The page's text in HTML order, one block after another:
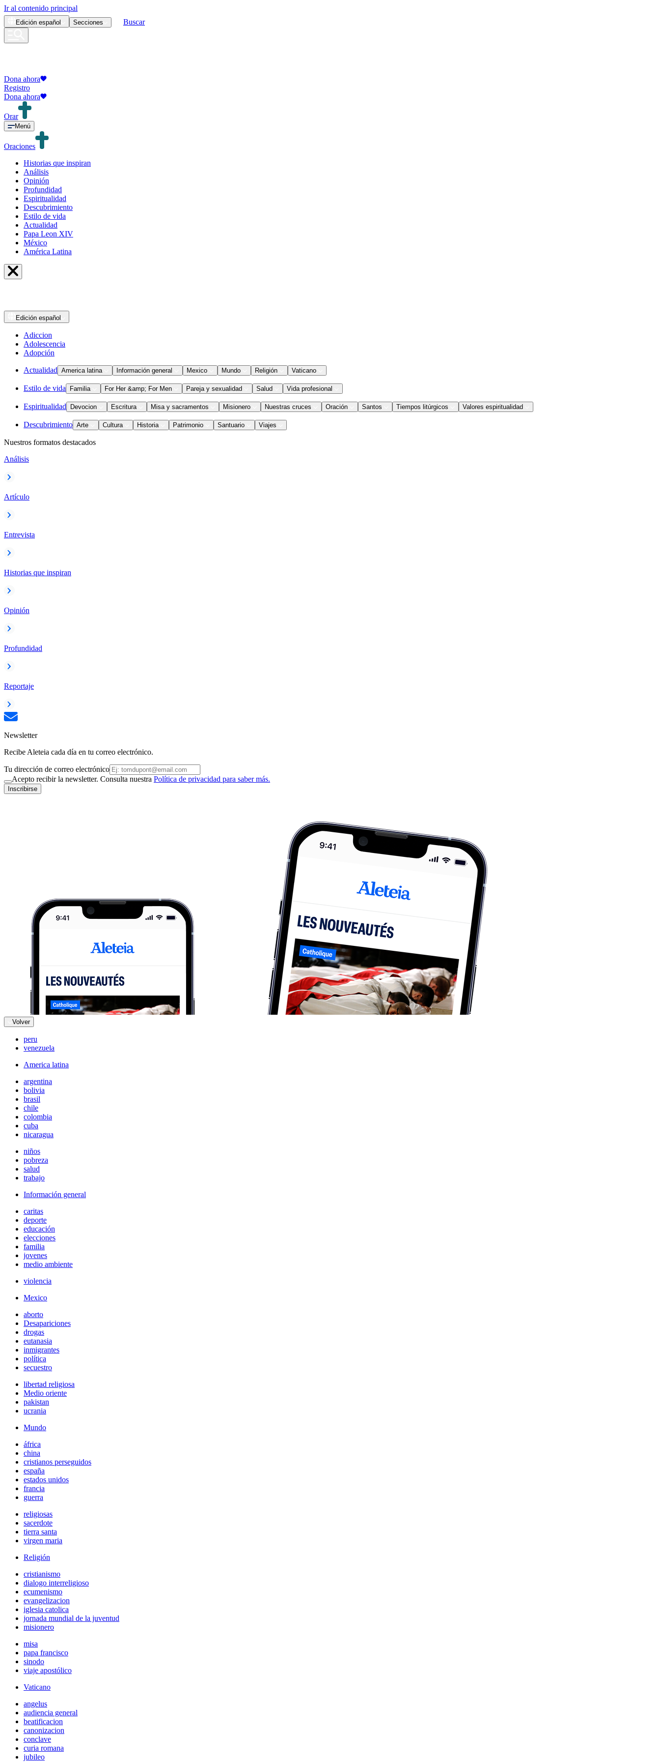
Ir al contenido principal
Edición español Secciones Buscar
Dona ahora
Registro
Dona ahora
Orar
Menú
Oraciones
Historias que inspiran
Análisis
Opinión
Profundidad
Espiritualidad
Descubrimiento
Estilo de vida
Actualidad
Papa Leon XIV
México
América Latina
Edición español
Adiccion
Adolescencia
Adopción
Actualidad America latina Información general Mexico Mundo Religión Vaticano
Estilo de vida Familia For Her &amp; For Men Pareja y sexualidad Salud Vida profesional
Espiritualidad Devocion Escritura Misa y sacramentos Misionero Nuestras cruces Oración Santos Tiempos litúrgicos Valores espiritualidad
Descubrimiento Arte Cultura Historia Patrimonio Santuario Viajes
Nuestros formatos destacados
Análisis
Artículo
Entrevista
Historias que inspiran
Opinión
Profundidad
Reportaje
Newsletter
Recibe Aleteia cada día en tu correo electrónico.
Tu dirección de correo electrónico
Acepto recibir la newsletter. Consulta nuestra Política de privacidad para saber más.
Inscribirse
Volver
peru
venezuela
America latina
argentina
bolivia
brasil
chile
colombia
cuba
nicaragua
niños
pobreza
salud
trabajo
Información general
caritas
deporte
educación
elecciones
familia
jovenes
medio ambiente
violencia
Mexico
aborto
Desapariciones
drogas
eutanasia
inmigrantes
política
secuestro
libertad religiosa
Medio oriente
pakistan
ucrania
Mundo
áfrica
china
cristianos perseguidos
españa
estados unidos
francia
guerra
religiosas
sacerdote
tierra santa
virgen maria
Religión
cristianismo
dialogo interreligioso
ecumenismo
evangelizacion
iglesia catolica
jornada mundial de la juventud
misionero
misa
papa francisco
sinodo
viaje apostólico
Vaticano
angelus
audiencia general
beatificacion
canonizacion
conclave
curia romana
jubileo